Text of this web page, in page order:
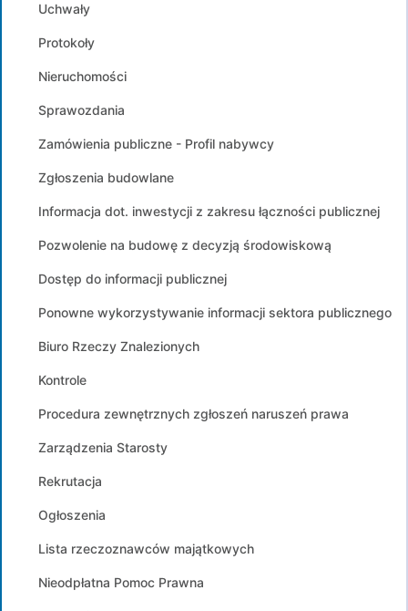
Uchwały
Protokoły
Nieruchomości
Sprawozdania
Zamówienia publiczne - Profil nabywcy
Zgłoszenia budowlane
Informacja dot. inwestycji z zakresu łączności publicznej
Pozwolenie na budowę z decyzją środowiskową
Dostęp do informacji publicznej
Ponowne wykorzystywanie informacji sektora publicznego
Biuro Rzeczy Znalezionych
Kontrole
Procedura zewnętrznych zgłoszeń naruszeń prawa
Zarządzenia Starosty
Rekrutacja
Ogłoszenia
Lista rzeczoznawców majątkowych
Nieodpłatna Pomoc Prawna